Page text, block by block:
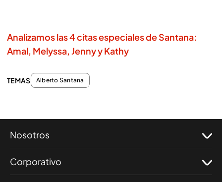
Analizamos las 4 citas especiales de Santana:
Amal, Melyssa, Jenny y Kathy
TEMAS Alberto Santana
Nosotros
Corporativo